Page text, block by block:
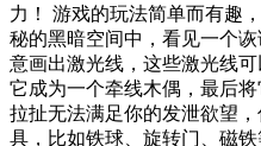
力！ 游戏的玩法简单而有趣
秘的黑暗空间中，看见一个
意画出激光线，这些激光线
它成为一个牵线木偶，最后
拉扯无法满足你的发泄欲望
具，比如铁球、旋转门、磁